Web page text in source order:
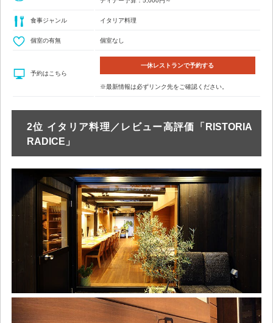
食事ジャンル イタリア料理
個室の有無 個室なし
予約はこちら
一休レストランで予約する
※最新情報は必ずリンク先をご確認ください。
2位 イタリア料理／レビュー高評価「RISTORIA
RADICE」